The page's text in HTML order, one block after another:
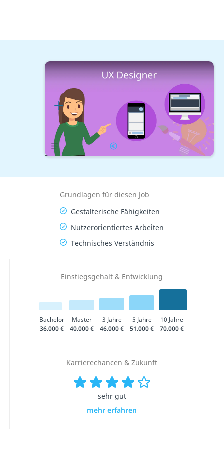
Berufe mit Studium Design & Content
UX Designer
Lernplan
Übersicht
Grundlagen für diesen Job
Gestalterische Fähigkeiten
Nutzerorientiertes Arbeiten
Technisches Verständnis
Einstiegsgehalt & Entwicklung
Bachelor Master 3 Jahre 5 Jahre
10 Jahre
36.000 €
40.000 € 46.000 € 51.000 € 70.000 €
Karrierechancen & Zukunft
sehr gut
mehr erfahren